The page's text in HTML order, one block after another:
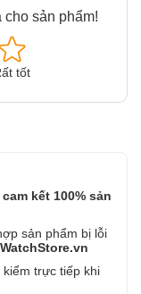
sản phẩm!
tốt
cam kết 100% sản
sản phẩm bị lỗi
WatchStore.vn
trực tiếp khi